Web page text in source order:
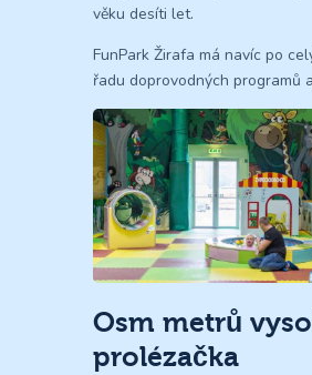
věku desíti let.
FunPark Žirafa má navíc po
řadu doprovodných programů
Osm metrů
prolézačka